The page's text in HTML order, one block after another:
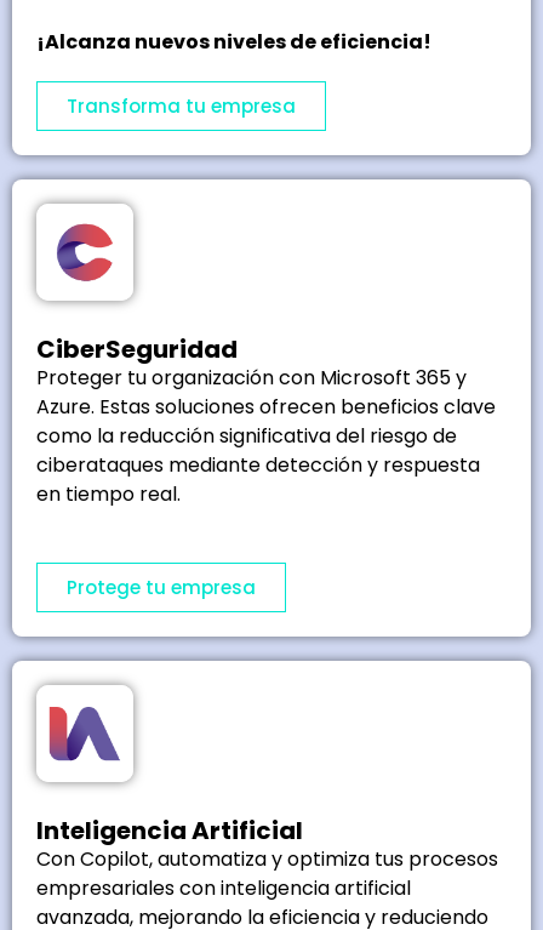
¡Alcanza nuevos niveles de eficiencia!
Transforma tu empresa
CiberSeguridad
Proteger tu organización con Microsoft 365 y
Azure. Estas soluciones ofrecen beneficios clave
como la reducción significativa del riesgo de
ciberataques mediante detección y respuesta
en tiempo real.
Protege tu empresa
Inteligencia Artificial
Con Copilot, automatiza y optimiza tus procesos
empresariales con inteligencia artificial
avanzada, mejorando la eficiencia y reduciendo